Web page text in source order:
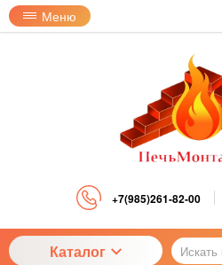
Меню
+7(985)261-82-00
Каталог